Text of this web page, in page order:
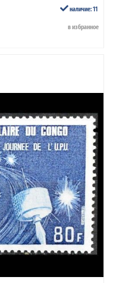
наличие: 11
в избранное